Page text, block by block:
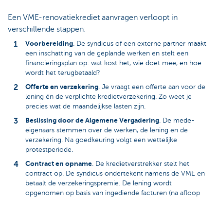
Een VME-renovatiekrediet aanvragen verloopt in
verschillende stappen:
Voorbereiding . De syndicus of een externe partner maakt
een inschatting van de geplande werken en stelt een
financieringsplan op: wat kost het, wie doet mee, en hoe
wordt het terugbetaald?
Offerte en verzekering . Je vraagt een offerte aan voor de
lening én de verplichte kredietverzekering. Zo weet je
precies wat de maandelijkse lasten zijn.
Beslissing door de Algemene Vergadering . De mede-
eigenaars stemmen over de werken, de lening en de
verzekering. Na goedkeuring volgt een wettelijke
protestperiode.
Contract en opname . De kredietverstrekker stelt het
contract op. De syndicus ondertekent namens de VME en
betaalt de verzekeringspremie. De lening wordt
opgenomen op basis van ingediende facturen (na afloop